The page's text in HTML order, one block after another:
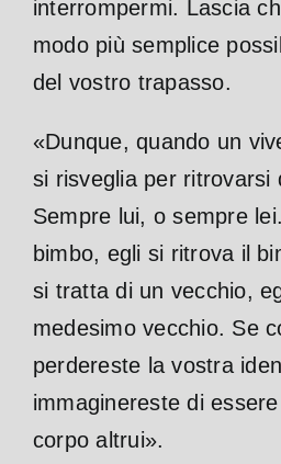
interrompermi. Lascia
modo più semplice
del vostro trapasso.
«Dunque, quando un
si risveglia per ritrovarsi
Sempre lui, o sempre
bimbo, egli si ritrova il
si tratta di un vecchio,
medesimo vecchio. Se
perdereste la vostra
immaginereste di
corpo altrui».